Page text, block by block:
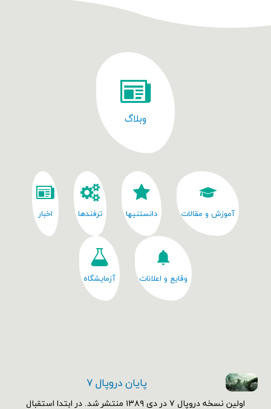
وبلاگ
آموزش و مقالات دانستنیها ترفندها اخبار
وقایع و اعلانات آزمایشگاه
پایان دروپال ۷
اولین نسخه دروپال ۷ در دی ۱۳۸۹ منتشر شد. در ابتدا استقبال